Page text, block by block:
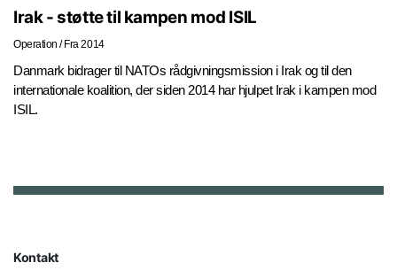
Irak - støtte til kampen mod ISIL
Operation / Fra 2014
Danmark bidrager til NATOs rådgivningsmission i Irak og til den
internationale koalition, der siden 2014 har hjulpet Irak i kampen mod
ISIL.
Kontakt